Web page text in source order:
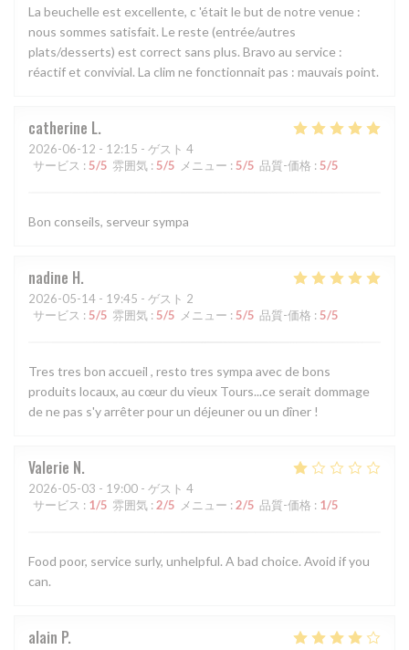
La beuchelle est excellente, c 'était le but de notre venue :
nous sommes satisfait. Le reste (entrée/autres
plats/desserts) est correct sans plus. Bravo au service :
réactif et convivial. La clim ne fonctionnait pas : mauvais point.
catherine L
2026-06-12 - 12:15 - ゲスト 4
サービス : 5/5 雰囲気 : 5/5 メニュー : 5/5 品質-価格 : 5/5
Bon conseils, serveur sympa
nadine H
2026-05-14 - 19:45 - ゲスト 2
サービス : 5/5 雰囲気 : 5/5 メニュー : 5/5 品質-価格 : 5/5
Tres tres bon accueil , resto tres sympa avec de bons
produits locaux, au cœur du vieux Tours...ce serait dommage
de ne pas s'y arrêter pour un déjeuner ou un dîner !
Valerie N
2026-05-03 - 19:00 - ゲスト 4
サービス : 1/5 雰囲気 : 2/5 メニュー : 2/5 品質-価格 : 1/5
Food poor, service surly, unhelpful. A bad choice. Avoid if you
can.
alain P